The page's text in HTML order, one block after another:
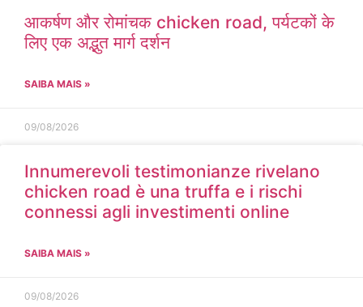
आकर्षण और रोमांचक chicken road, पर्यटकों के
लिए एक अद्भुत मार्ग दर्शन
SAIBA MAIS »
09/08/2026
Innumerevoli testimonianze rivelano
chicken road è una truffa e i rischi
connessi agli investimenti online
SAIBA MAIS »
09/08/2026